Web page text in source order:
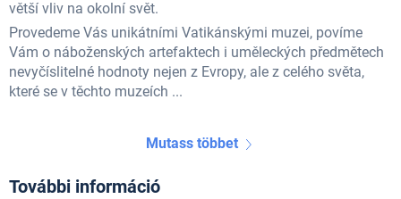
větší vliv na okolní svět.
Provedeme Vás unikátními Vatikánskými muzei, povíme
Vám o náboženských artefaktech i uměleckých předmětech
nevyčíslitelné hodnoty nejen z Evropy, ale z celého světa,
které se v těchto muzeích ...
Mutass többet
További információ